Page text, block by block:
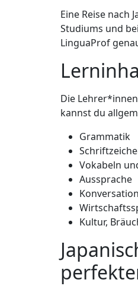
Eine Reise nach
Studiums und
LinguaProf
Die
kannst du
Grammatik
Vokabeln
Aussprache
Kultur,